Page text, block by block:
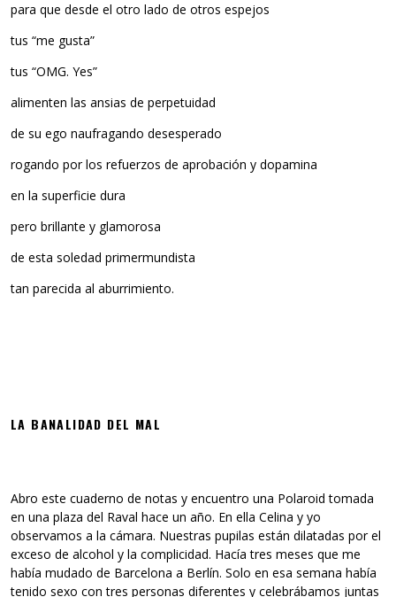
para que desde el otro lado de otros espejos
tus “me gusta”
tus “OMG. Yes”
alimenten las ansias de perpetuidad
de su ego naufragando desesperado
rogando por los refuerzos de aprobación y dopamina
en la superficie dura
pero brillante y glamorosa
de esta soledad primermundista
tan parecida al aburrimiento.
LA BANALIDAD DEL MAL
Abro este cuaderno de notas y encuentro una Polaroid tomada
en una plaza del Raval hace un año. En ella Celina y yo
observamos a la cámara. Nuestras pupilas están dilatadas por el
exceso de alcohol y la complicidad. Hacía tres meses que me
había mudado de Barcelona a Berlín. Solo en esa semana había
tenido sexo con tres personas diferentes y celebrábamos juntas